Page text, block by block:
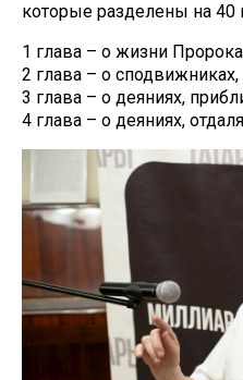
которые разделены на 40
1 глава – о жизни
2 глава – о сподвижниках,
3 глава – о деяниях,
4 глава – о деяниях,